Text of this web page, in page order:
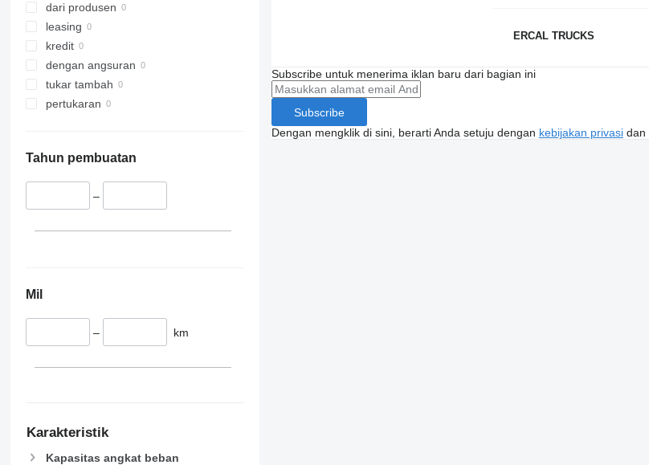
dari produsen
leasing
kredit
dengan angsuran
tukar tambah
pertukaran
Tahun pembuatan
–
Mil
– km
Karakteristik
Kapasitas angkat beban
ERCAL TRUCKS
Subscribe untuk menerima iklan baru dari bagian ini
Subscribe
Dengan mengklik di sini, berarti Anda setuju dengan kebijakan privasidan